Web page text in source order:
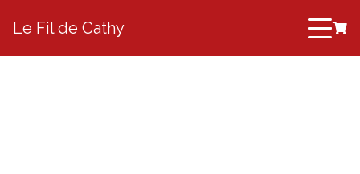
Le Fil de Cathy